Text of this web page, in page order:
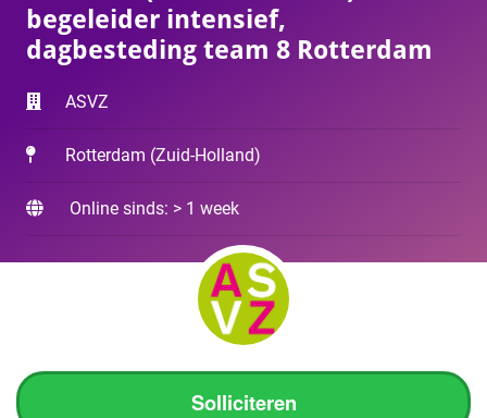
begeleider intensief,
dagbesteding team 8 Rotterdam
ASVZ
Rotterdam (Zuid-Holland)
Online sinds: > 1 week
Solliciteren